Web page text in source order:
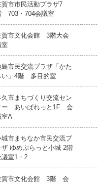
賀市市民活動プラザ7
703・704会議室
賀市文化会館 3階大会
室
島市民交流プラザ「かた
い」4階 多目的室
久市まちづくり交流セン
ー あいぱれっと1F 会
室A
城市まちなか市民交流プ
ザ ゆめぷらっと小城 2階
議室1・2
賀市文化会館 3階 会